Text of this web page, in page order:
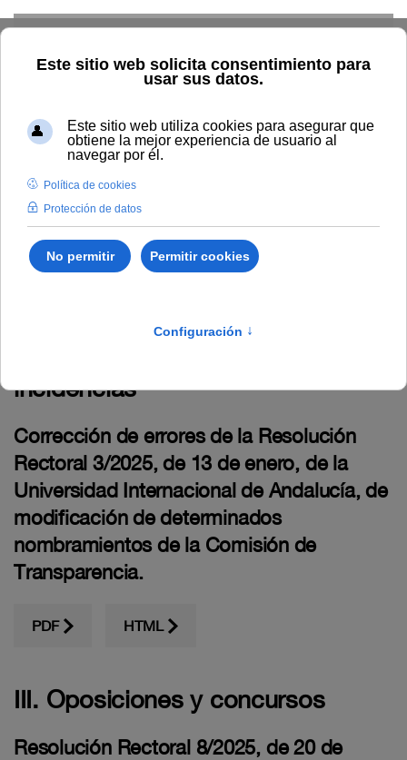
Inicio BOUNIA Bounia Número 2
Bounia Número 2
Jueves, 23 Enero 2025
incidencias
Corrección de errores de la Resolución
Rectoral 3/2025, de 13 de enero, de la
Universidad Internacional de Andalucía, de
modificación de determinados
nombramientos de la Comisión de
Transparencia.
PDF HTML
III. Oposiciones y concursos
Resolución Rectoral 8/2025, de 20 de